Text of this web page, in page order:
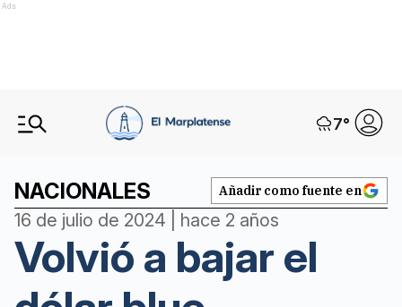
Ads
7°
NACIONALES Añadir como fuente en
16 de julio de 2024 | hace 2 años
Volvió a bajar el